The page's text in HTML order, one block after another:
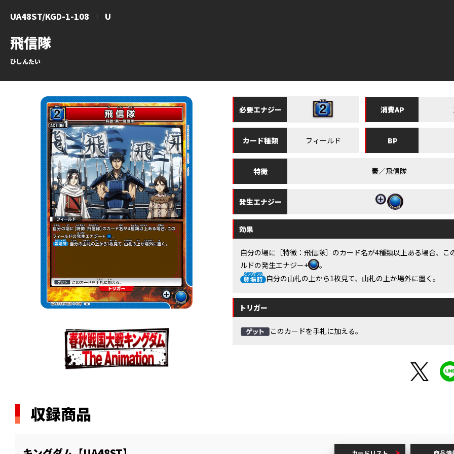
飛信隊
ひしんたい
UA48ST/KGD-1-108 U
必要エナジー 消費AP
カード種類 フィールド BP
特徴 秦／飛信隊
発生エナジー
効果
自分の場に［特徴：飛信隊］のカード名が4種類以上ある場合、こ
ルドの発生エナジー+
。
自分の山札の上から1枚見て、山札の上か場外に置く。
トリガー
このカードを手札に加える。
収録商品